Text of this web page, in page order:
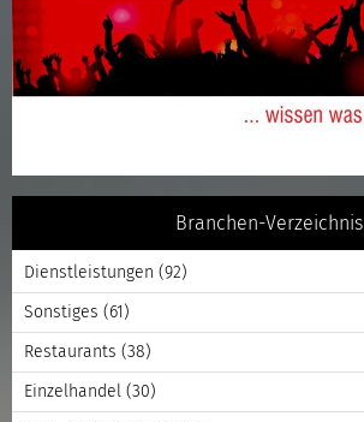
Branchen-Verzeichnis
Dienstleistungen (92)
Sonstiges (61)
Restaurants (38)
Einzelhandel (30)